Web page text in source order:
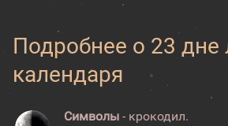
Подробнее о 23 дне
календаря
Символы - крокодил.